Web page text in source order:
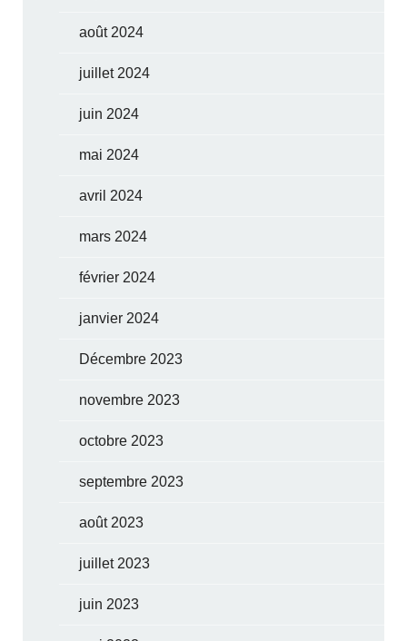
août 2024
juillet 2024
juin 2024
mai 2024
avril 2024
mars 2024
février 2024
janvier 2024
Décembre 2023
novembre 2023
octobre 2023
septembre 2023
août 2023
juillet 2023
juin 2023